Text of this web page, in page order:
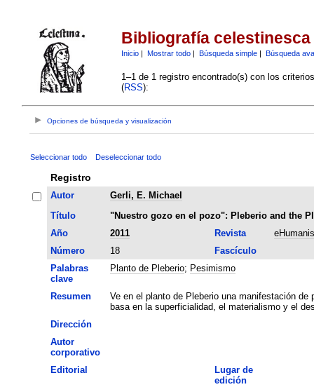
Bibliografía celestinesca
Inicio| Mostrar todo| Búsqueda simple| Búsqueda
1–1 de 1 registro encontrado(s) con los
(RSS):
Opciones de búsqueda y visualización
Seleccionar todo Deseleccionar todo
Registro
Autor
Gerli, E. Michael
Título
"Nuestro gozo en el pozo": Pleberio and the
Año
2011 Revista
Número
18
Fascículo
Palabras
clave
Planto de Pleberio; Pesimismo
Resumen
Ve en el planto de Pleberio una manifestación
basa en la superficialidad, el materialismo y el
Dirección
Autor
corporativo
Editorial
Lugar de
edición